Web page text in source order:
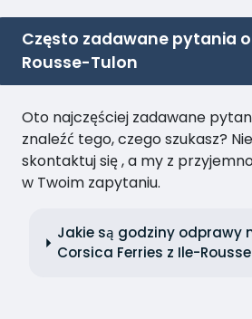
Często zadawane pytania
Rousse-Tulon
Oto najczęściej zadawane
znaleźć tego, czego szukasz?
skontaktuj się , a my z
w Twoim zapytaniu.
Jakie są godziny odprawy
Corsica Ferries z Ile-